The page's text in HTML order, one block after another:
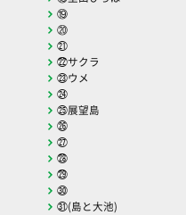
⑲
⑳
㉑
㉒サクラ
㉓ウメ
㉔
㉕展望島
㉖
㉗
㉘
㉙
㉚
㉛(島と大池)